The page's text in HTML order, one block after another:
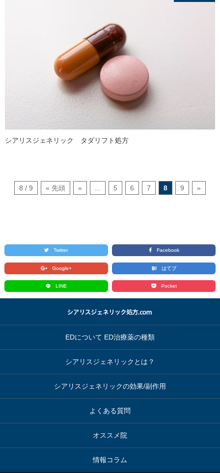
シアリスジェネリック タダリフト処方
8 / 9 « 先頭 « 5 6 7 8 9 »
Twitter Facebook
Google+ はてブ
LINE Pocket
EDについて ED治療薬の種類
シアリスジェネリックとは？
シアリスジェネリックの効果/副作用
よくある質問
オススメ院
情報コラム